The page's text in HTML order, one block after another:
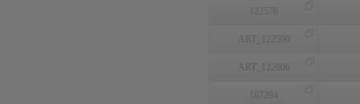
122576
ART_122590
ART_122606
167294